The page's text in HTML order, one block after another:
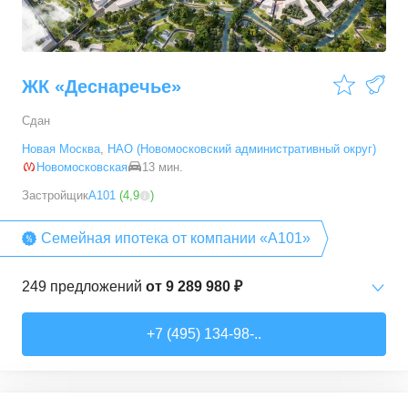
ЖК «Деснаречье»
Сдан
Новая Москва, НАО (Новомосковский административный округ)
Новомосковская
13 мин.
ЗастройщикА101 (4,9 )
Семейная ипотека от компании «А101»
249 предложений от 9 289 980 ₽
+7 (495) 134-98-..